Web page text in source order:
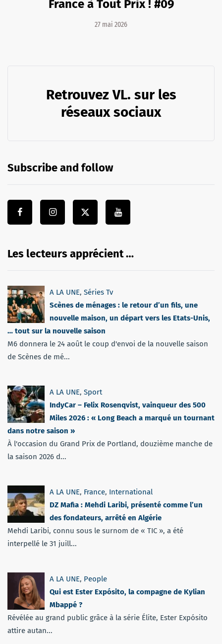
France à Tout Prix ! #09
27 mai 2026
Retrouvez VL. sur les
réseaux sociaux
Subscribe and follow
Les lecteurs apprécient …
A LA UNE, Séries Tv
Scènes de ménages : le retour d’un fils, une
nouvelle maison, un départ vers les Etats-Unis,
… tout sur la nouvelle saison
M6 donnera le 24 août le coup d'envoi de la nouvelle saison
de Scènes de mé...
A LA UNE, Sport
IndyCar – Felix Rosenqvist, vainqueur des 500
Miles 2026 : « Long Beach a marqué un tournant
dans notre saison »
À l'occasion du Grand Prix de Portland, douzième manche de
la saison 2026 d...
A LA UNE, France, International
DZ Mafia : Mehdi Laribi, présenté comme l’un
des fondateurs, arrêté en Algérie
Mehdi Laribi, connu sous le surnom de « TIC », a été
interpellé le 31 juill...
A LA UNE, People
Qui est Ester Expósito, la compagne de Kylian
Mbappé ?
Révélée au grand public grâce à la série Élite, Ester Expósito
attire autan...